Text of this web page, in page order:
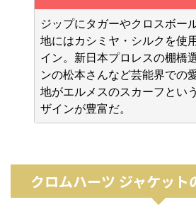
ジップにタガーやクロスボー
地にはカシミヤ・シルクを使
イン。新日本プロレスの棚橋
ンの松本さんなど芸能界での
地がエルメスのスカーフとい
ザインが豊富だ。
クロムハーツ ジャケット